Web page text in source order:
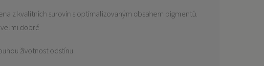
z kva­litních surovin s optimalizovaným obsahem pigmentů.
dobré
životnost odstínu.